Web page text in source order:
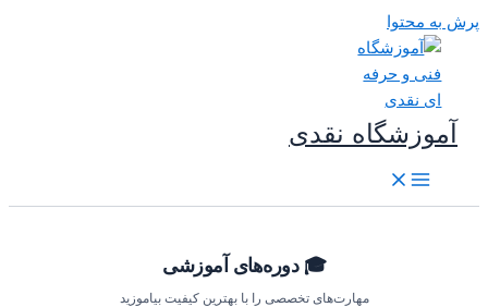
به محتوا
آموزشگاه نقدی
🎓 دوره‌های آموزشی
مهارت‌های تخصصی را با بهترین کیفیت بیاموزید